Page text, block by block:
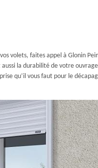
volets, faites appel à Glonin
la durabilité de votre
qu’il vous faut pour le